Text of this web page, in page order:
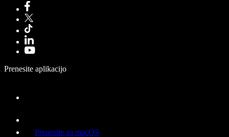
Prenesite aplikacijo
Prenesite za macOS